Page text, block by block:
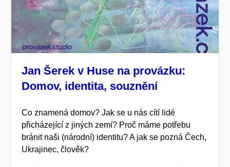
Jan Šerek v Huse na provázku:
Domov, identita, souznění
Co znamená domov? Jak se u nás cítí lidé
přicházející z jiných zemí? Proč máme potřebu
bránit naši (národní) identitu?A jak se pozná Čech,
Ukrajinec, člověk?